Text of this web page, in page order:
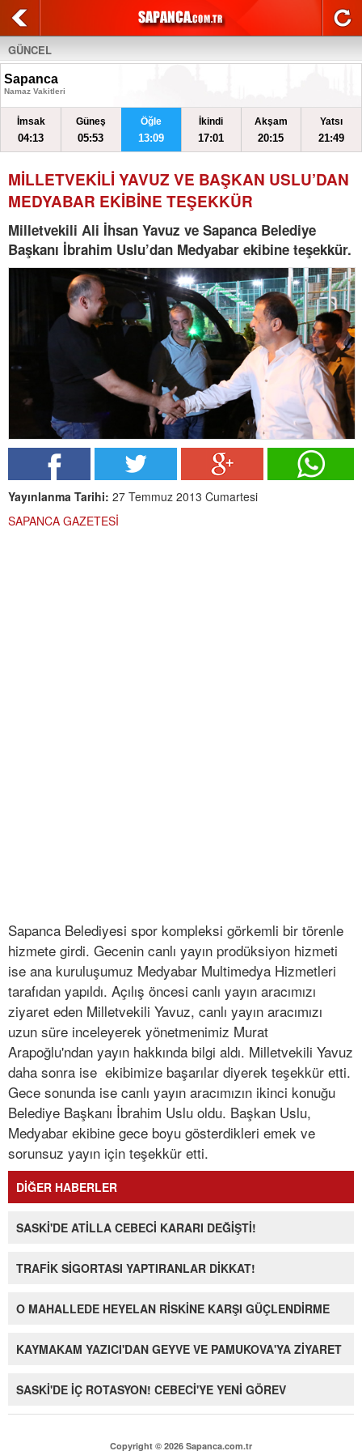
GÜNCEL
Sapanca
Namaz Vakitleri
İmsak
04:13
Güneş
05:53
Öğle
13:09
İkindi
17:01
Akşam
20:15
Yatsı
21:49
MİLLETVEKİLİ YAVUZ VE BAŞKAN USLU’DAN
MEDYABAR EKİBİNE TEŞEKKÜR
Milletvekili Ali İhsan Yavuz ve Sapanca Belediye
Başkanı İbrahim Uslu’dan Medyabar ekibine teşekkür.
Yayınlanma Tarihi: 27 Temmuz 2013 Cumartesi
SAPANCA GAZETESİ
Sapanca Belediyesi spor kompleksi görkemli bir törenle
hizmete girdi. Gecenin canlı yayın prodüksiyon hizmeti
ise ana kuruluşumuz Medyabar Multimedya Hizmetleri
tarafıdan yapıldı. Açılış öncesi canlı yayın aracımızı
ziyaret eden Milletvekili Yavuz, canlı yayın aracımızı
uzun süre inceleyerek yönetmenimiz Murat
Arapoğlu'ndan yayın hakkında bilgi aldı. Milletvekili Yavuz
daha sonra ise ekibimize başarılar diyerek teşekkür etti.
Gece sonunda ise canlı yayın aracımızın ikinci konuğu
Belediye Başkanı İbrahim Uslu oldu. Başkan Uslu,
Medyabar ekibine gece boyu gösterdikleri emek ve
sorunsuz yayın için teşekkür etti.
DİĞER HABERLER
SASKİ'DE ATİLLA CEBECİ KARARI DEĞİŞTİ!
TRAFİK SİGORTASI YAPTIRANLAR DİKKAT!
O MAHALLEDE HEYELAN RİSKİNE KARŞI GÜÇLENDİRME
KAYMAKAM YAZICI'DAN GEYVE VE PAMUKOVA'YA ZİYARET
SASKİ'DE İÇ ROTASYON! CEBECİ'YE YENİ GÖREV
Copyright © 2026 Sapanca.com.tr